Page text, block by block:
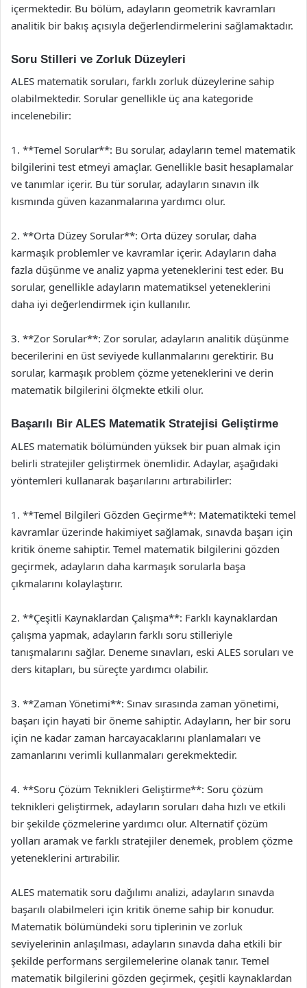
içermektedir. Bu bölüm, adayların geometrik kavramları
analitik bir bakış açısıyla değerlendirmelerini sağlamaktadır.
Soru Stilleri ve Zorluk Düzeyleri
ALES matematik soruları, farklı zorluk düzeylerine sahip
olabilmektedir. Sorular genellikle üç ana kategoride
incelenebilir:
1. **Temel Sorular**: Bu sorular, adayların temel matematik
bilgilerini test etmeyi amaçlar. Genellikle basit hesaplamalar
ve tanımlar içerir. Bu tür sorular, adayların sınavın ilk
kısmında güven kazanmalarına yardımcı olur.
2. **Orta Düzey Sorular**: Orta düzey sorular, daha
karmaşık problemler ve kavramlar içerir. Adayların daha
fazla düşünme ve analiz yapma yeteneklerini test eder. Bu
sorular, genellikle adayların matematiksel yeteneklerini
daha iyi değerlendirmek için kullanılır.
3. **Zor Sorular**: Zor sorular, adayların analitik düşünme
becerilerini en üst seviyede kullanmalarını gerektirir. Bu
sorular, karmaşık problem çözme yeteneklerini ve derin
matematik bilgilerini ölçmekte etkili olur.
Başarılı Bir ALES Matematik Stratejisi Geliştirme
ALES matematik bölümünden yüksek bir puan almak için
belirli stratejiler geliştirmek önemlidir. Adaylar, aşağıdaki
yöntemleri kullanarak başarılarını artırabilirler:
1. **Temel Bilgileri Gözden Geçirme**: Matematikteki temel
kavramlar üzerinde hakimiyet sağlamak, sınavda başarı için
kritik öneme sahiptir. Temel matematik bilgilerini gözden
geçirmek, adayların daha karmaşık sorularla başa
çıkmalarını kolaylaştırır.
2. **Çeşitli Kaynaklardan Çalışma**: Farklı kaynaklardan
çalışma yapmak, adayların farklı soru stilleriyle
tanışmalarını sağlar. Deneme sınavları, eski ALES soruları ve
ders kitapları, bu süreçte yardımcı olabilir.
3. **Zaman Yönetimi**: Sınav sırasında zaman yönetimi,
başarı için hayati bir öneme sahiptir. Adayların, her bir soru
için ne kadar zaman harcayacaklarını planlamaları ve
zamanlarını verimli kullanmaları gerekmektedir.
4. **Soru Çözüm Teknikleri Geliştirme**: Soru çözüm
teknikleri geliştirmek, adayların soruları daha hızlı ve etkili
bir şekilde çözmelerine yardımcı olur. Alternatif çözüm
yolları aramak ve farklı stratejiler denemek, problem çözme
yeteneklerini artırabilir.
ALES matematik soru dağılımı analizi, adayların sınavda
başarılı olabilmeleri için kritik öneme sahip bir konudur.
Matematik bölümündeki soru tiplerinin ve zorluk
seviyelerinin anlaşılması, adayların sınavda daha etkili bir
şekilde performans sergilemelerine olanak tanır. Temel
matematik bilgilerini gözden geçirmek, çeşitli kaynaklardan